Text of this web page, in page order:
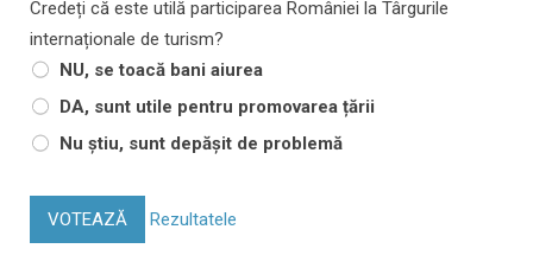
Credeți că este utilă participarea României la Târgurile
internaționale de turism?
NU, se toacă bani aiurea
DA, sunt utile pentru promovarea țării
Nu știu, sunt depășit de problemă
VOTEAZĂ Rezultatele